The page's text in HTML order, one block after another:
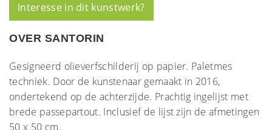
Interesse in dit kunstwerk?
OVER SANTORIN
Gesigneerd olieverfschilderij op papier. Paletmes
techniek. Door de kunstenaar gemaakt in 2016,
ondertekend op de achterzijde. Prachtig ingelijst met
brede passepartout. Inclusief de lijst zijn de afmetingen
50 x 50 cm.